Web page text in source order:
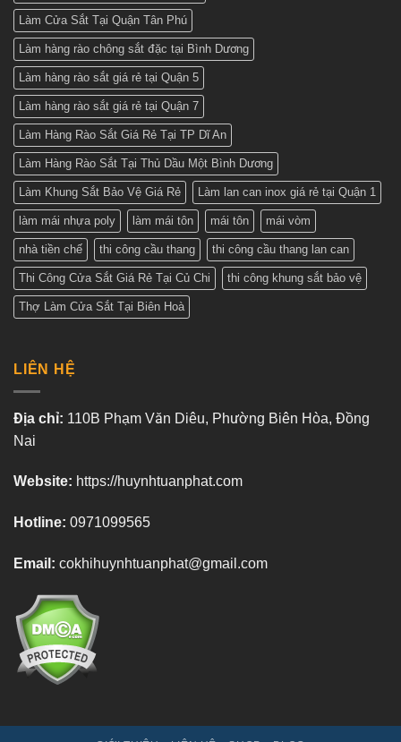
Làm Cửa Sắt Tại Quận Tân Phú
Làm hàng rào chông sắt đặc tại Bình Dương
Làm hàng rào sắt giá rẻ tại Quận 5
Làm hàng rào sắt giá rẻ tại Quận 7
Làm Hàng Rào Sắt Giá Rẻ Tại TP Dĩ An
Làm Hàng Rào Sắt Tại Thủ Dầu Một Bình Dương
Làm Khung Sắt Bảo Vệ Giá Rẻ Làm lan can inox giá rẻ tại Quận 1
làm mái nhựa poly làm mái tôn mái tôn mái vòm
nhà tiền chế thi công cầu thang thi công cầu thang lan can
Thi Công Cửa Sắt Giá Rẻ Tại Củ Chi thi công khung sắt bảo vệ
Thợ Làm Cửa Sắt Tại Biên Hoà
LIÊN HỆ
Địa chỉ: 110B Phạm Văn Diêu, Phường Biên Hòa, Đồng
Nai
Website: https://huynhtuanphat.com
Hotline: 0971099565
Email: cokhihuynhtuanphat@gmail.com